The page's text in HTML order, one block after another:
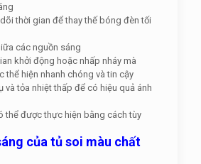
thời gian để thay thế bóng đèn tối
các nguồn sáng
khởi động hoặc nhấp nháy mà
thể hiện nhanh chóng và tin cậy
và tỏa nhiệt thấp để có hiệu quả ánh
thể được thực hiện bằng cách tùy
của tủ soi màu chất